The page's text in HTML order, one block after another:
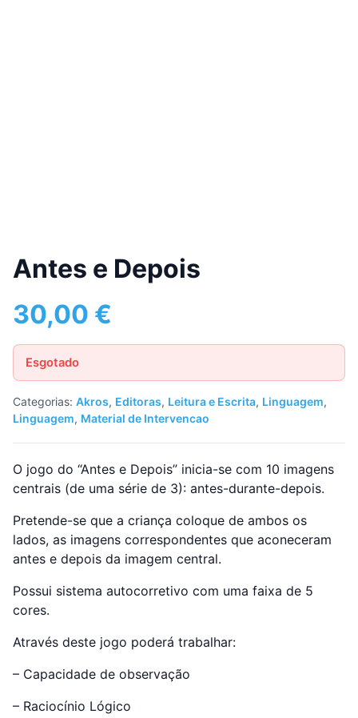
Antes e Depois
30,00 €
Esgotado
Categorias: Akros, Editoras, Leitura e Escrita, Linguagem,
Linguagem, Material de Intervencao
O jogo do “Antes e Depois” inicia-se com 10 imagens
centrais (de uma série de 3): antes-durante-depois.
Pretende-se que a criança coloque de ambos os
lados, as imagens correspondentes que aconeceram
antes e depois da imagem central.
Possui sistema autocorretivo com uma faixa de 5
cores.
Através deste jogo poderá trabalhar:
– Capacidade de observação
– Raciocínio Lógico